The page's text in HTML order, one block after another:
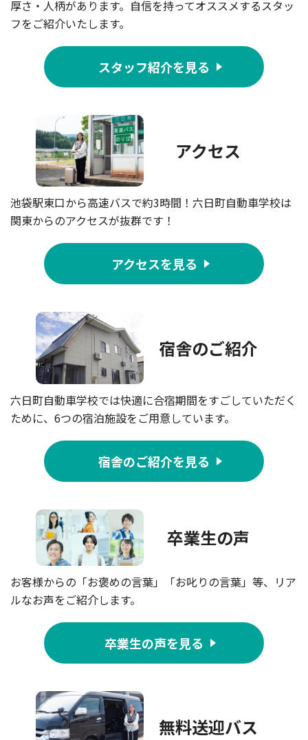
厚さ・人柄があります。自信を持ってオススメするスタッ
フをご紹介いたします。
スタッフ紹介を見る
アクセス
池袋駅東口から高速バスで約3時間！六日町自動車学校は
関東からのアクセスが抜群です！
アクセスを見る
宿舎のご紹介
六日町自動車学校では快適に合宿期間をすごしていただく
ために、6つの宿泊施設をご用意しています。
宿舎のご紹介を見る
卒業生の声
お客様からの「お褒めの言葉」「お叱りの言葉」等、リア
ルなお声をご紹介します。
卒業生の声を見る
無料送迎バス